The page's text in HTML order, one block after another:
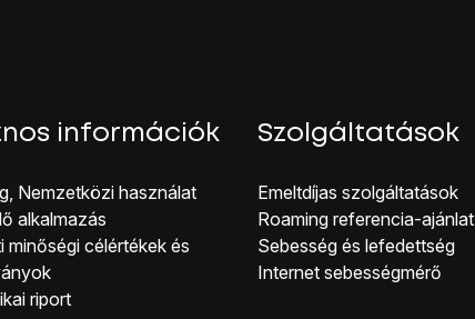
információk
Nemzetközi használat
alkalmazás
minőségi célérté kek és
riport
Szolgáltatások
Emeltdíjas szolgáltatások
Roaming referencia-ajánlat
Sebesség és lefedettség
Internet sebességmérő